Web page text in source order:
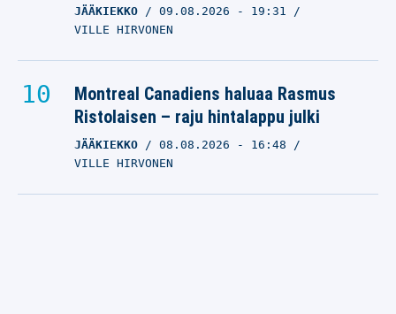
JÄÄKIEKKO 09.08.2026 - 19:31
VILLE HIRVONEN
Montreal Canadiens haluaa Rasmus
Ristolaisen – raju hintalappu julki
JÄÄKIEKKO 08.08.2026 - 16:48
VILLE HIRVONEN